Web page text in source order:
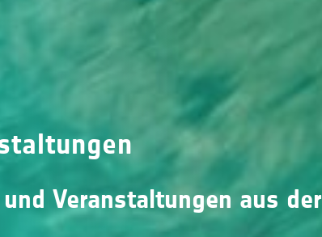
Veranstaltungen aus der